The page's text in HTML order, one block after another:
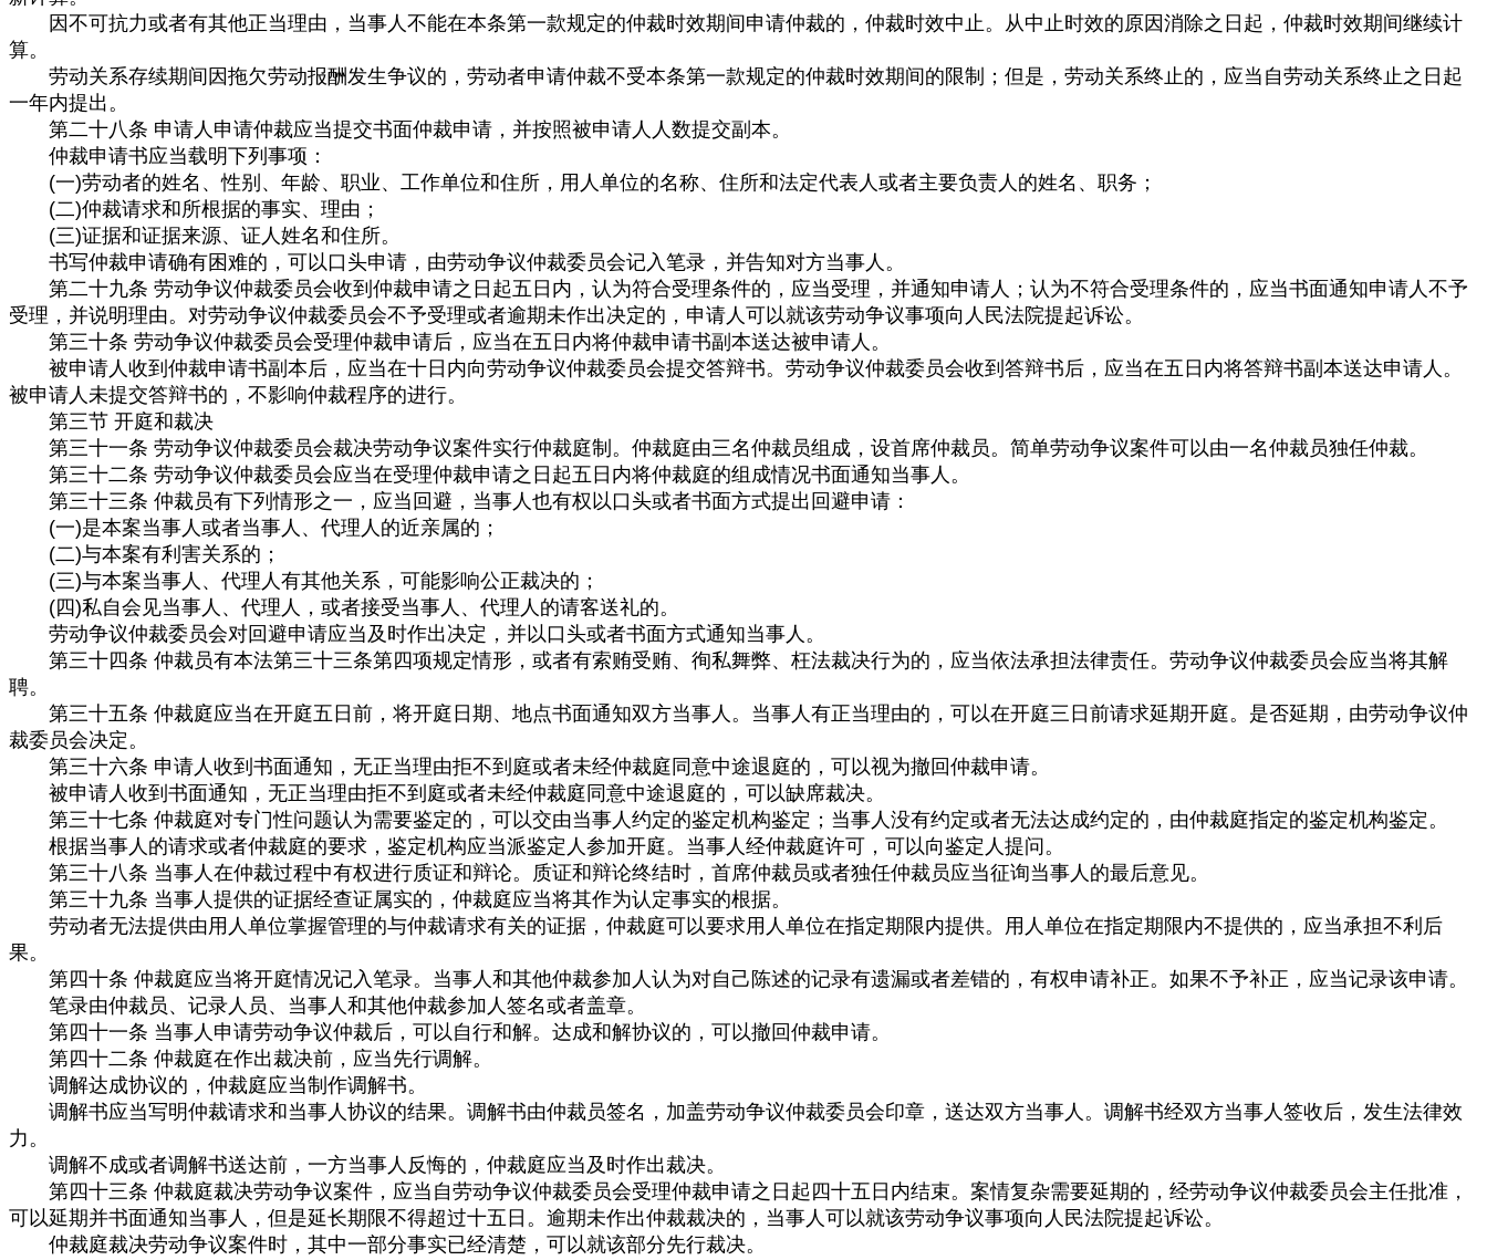
因不可抗力或者有其他正当理由，当事人不能在本条第一款规定的仲裁时效期间申请仲裁的，仲裁时效中止。从中止时效的原因消除之日起，仲裁时效期间继续计
算。
劳动关系存续期间因拖欠劳动报酬发生争议的，劳动者申请仲裁不受本条第一款规定的仲裁时效期间的限制；但是，劳动关系终止的，应当自劳动关系终止之日起
一年内提出。
第二十八条 申请人申请仲裁应当提交书面仲裁申请，并按照被申请人人数提交副本。
仲裁申请书应当载明下列事项：
(一)劳动者的姓名、性别、年龄、职业、工作单位和住所，用人单位的名称、住所和法定代表人或者主要负责人的姓名、职务；
(二)仲裁请求和所根据的事实、理由；
(三)证据和证据来源、证人姓名和住所。
书写仲裁申请确有困难的，可以口头申请，由劳动争议仲裁委员会记入笔录，并告知对方当事人。
第二十九条 劳动争议仲裁委员会收到仲裁申请之日起五日内，认为符合受理条件的，应当受理，并通知申请人；认为不符合受理条件的，应当书面通知申请人不予
受理，并说明理由。对劳动争议仲裁委员会不予受理或者逾期未作出决定的，申请人可以就该劳动争议事项向人民法院提起诉讼。
第三十条 劳动争议仲裁委员会受理仲裁申请后，应当在五日内将仲裁申请书副本送达被申请人。
被申请人收到仲裁申请书副本后，应当在十日内向劳动争议仲裁委员会提交答辩书。劳动争议仲裁委员会收到答辩书后，应当在五日内将答辩书副本送达申请人。
被申请人未提交答辩书的，不影响仲裁程序的进行。
第三节 开庭和裁决
第三十一条 劳动争议仲裁委员会裁决劳动争议案件实行仲裁庭制。仲裁庭由三名仲裁员组成，设首席仲裁员。简单劳动争议案件可以由一名仲裁员独任仲裁。
第三十二条 劳动争议仲裁委员会应当在受理仲裁申请之日起五日内将仲裁庭的组成情况书面通知当事人。
第三十三条 仲裁员有下列情形之一，应当回避，当事人也有权以口头或者书面方式提出回避申请：
(一)是本案当事人或者当事人、代理人的近亲属的；
(二)与本案有利害关系的；
(三)与本案当事人、代理人有其他关系，可能影响公正裁决的；
(四)私自会见当事人、代理人，或者接受当事人、代理人的请客送礼的。
劳动争议仲裁委员会对回避申请应当及时作出决定，并以口头或者书面方式通知当事人。
第三十四条 仲裁员有本法第三十三条第四项规定情形，或者有索贿受贿、徇私舞弊、枉法裁决行为的，应当依法承担法律责任。劳动争议仲裁委员会应当将其解
聘。
第三十五条 仲裁庭应当在开庭五日前，将开庭日期、地点书面通知双方当事人。当事人有正当理由的，可以在开庭三日前请求延期开庭。是否延期，由劳动争议仲
裁委员会决定。
第三十六条 申请人收到书面通知，无正当理由拒不到庭或者未经仲裁庭同意中途退庭的，可以视为撤回仲裁申请。
被申请人收到书面通知，无正当理由拒不到庭或者未经仲裁庭同意中途退庭的，可以缺席裁决。
第三十七条 仲裁庭对专门性问题认为需要鉴定的，可以交由当事人约定的鉴定机构鉴定；当事人没有约定或者无法达成约定的，由仲裁庭指定的鉴定机构鉴定。
根据当事人的请求或者仲裁庭的要求，鉴定机构应当派鉴定人参加开庭。当事人经仲裁庭许可，可以向鉴定人提问。
第三十八条 当事人在仲裁过程中有权进行质证和辩论。质证和辩论终结时，首席仲裁员或者独任仲裁员应当征询当事人的最后意见。
第三十九条 当事人提供的证据经查证属实的，仲裁庭应当将其作为认定事实的根据。
劳动者无法提供由用人单位掌握管理的与仲裁请求有关的证据，仲裁庭可以要求用人单位在指定期限内提供。用人单位在指定期限内不提供的，应当承担不利后
果。
第四十条 仲裁庭应当将开庭情况记入笔录。当事人和其他仲裁参加人认为对自己陈述的记录有遗漏或者差错的，有权申请补正。如果不予补正，应当记录该申请。
笔录由仲裁员、记录人员、当事人和其他仲裁参加人签名或者盖章。
第四十一条 当事人申请劳动争议仲裁后，可以自行和解。达成和解协议的，可以撤回仲裁申请。
第四十二条 仲裁庭在作出裁决前，应当先行调解。
调解达成协议的，仲裁庭应当制作调解书。
调解书应当写明仲裁请求和当事人协议的结果。调解书由仲裁员签名，加盖劳动争议仲裁委员会印章，送达双方当事人。调解书经双方当事人签收后，发生法律效
力。
调解不成或者调解书送达前，一方当事人反悔的，仲裁庭应当及时作出裁决。
第四十三条 仲裁庭裁决劳动争议案件，应当自劳动争议仲裁委员会受理仲裁申请之日起四十五日内结束。案情复杂需要延期的，经劳动争议仲裁委员会主任批准，
可以延期并书面通知当事人，但是延长期限不得超过十五日。逾期未作出仲裁裁决的，当事人可以就该劳动争议事项向人民法院提起诉讼。
仲裁庭裁决劳动争议案件时，其中一部分事实已经清楚，可以就该部分先行裁决。